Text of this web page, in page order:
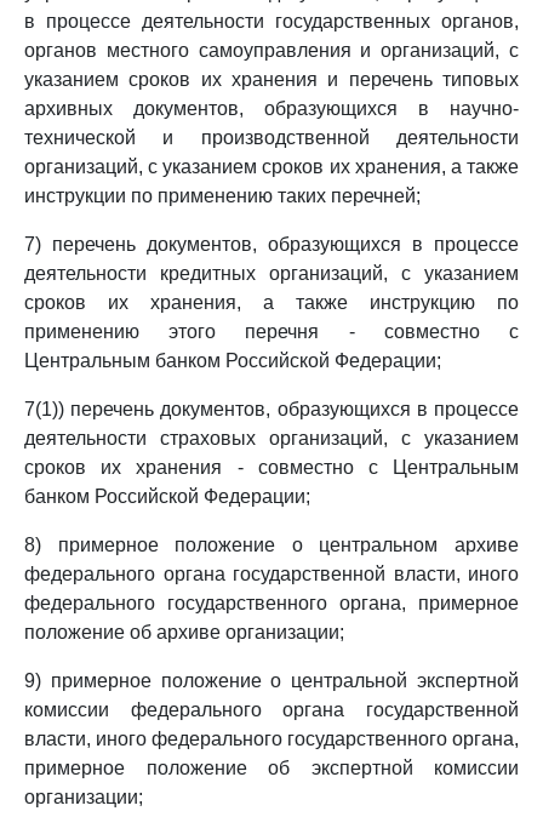
в процессе деятельности государственных органов,
органов местного самоуправления и организаций, с
указанием сроков их хранения и перечень типовых
архивных документов, образующихся в научно-
технической и производственной деятельности
организаций, с указанием сроков их хранения, а также
инструкции по применению таких перечней;
7) перечень документов, образующихся в процессе
деятельности кредитных организаций, с указанием
сроков их хранения, а также инструкцию по
применению этого перечня - совместно с
Центральным банком Российской Федерации;
7(1)) перечень документов, образующихся в процессе
деятельности страховых организаций, с указанием
сроков их хранения - совместно с Центральным
банком Российской Федерации;
8) примерное положение о центральном архиве
федерального органа государственной власти, иного
федерального государственного органа, примерное
положение об архиве организации;
9) примерное положение о центральной экспертной
комиссии федерального органа государственной
власти, иного федерального государственного органа,
примерное положение об экспертной комиссии
организации;